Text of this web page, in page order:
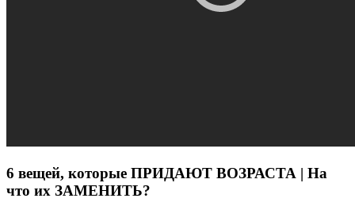
6 вещей, которые ПРИДАЮТ ВОЗРАСТА | На
что их ЗАМЕНИТЬ?